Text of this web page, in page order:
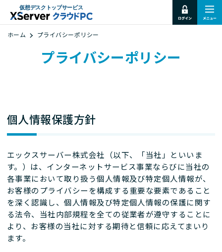
仮想デスクトップサービス
ホーム プライバシーポリシー
プライバシーポリシー
個人情報保護方針
エックスサーバー株式会社（以下、「当社」といいま
す。）は、インターネットサービス事業ならびに当社の
各事業において取り扱う個人情報及び特定個人情報が、
お客様のプライバシーを構成する重要な要素であること
を深く認識し、個人情報及び特定個人情報の保護に関す
る法令、当社内部規程を全ての従業者が遵守することに
より、お客様の当社に対する期待と信頼に応えてまいり
ます。